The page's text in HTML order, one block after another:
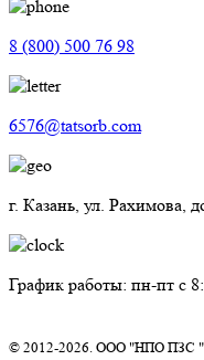
8 (800) 500 76 98
6576@tatsorb.com
г. Казань, ул.
График работы: пн-пт с
© 2012-2026. ООО "НПО ПЗС